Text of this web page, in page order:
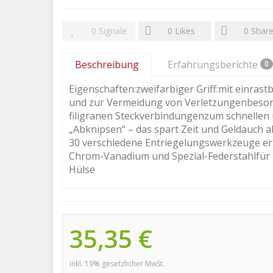
0 Signale 0 Likes 0
Beschreibung Erfahrungsberichte 0
Eigenschaften:zweifarbiger Griff:mit
und zur Vermeidung von
filigranen Steckverbindungenzum
„Abknipsen“ – das spart Zeit und
30 verschiedene Entriegelungswerkzeuge
Chrom-Vanadium und Spezial-
Hülse
35,35 €
inkl. 19% gesetzlicher MwSt.